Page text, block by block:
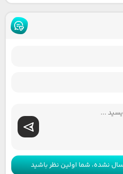
نشده، شما اولین نظر باشید